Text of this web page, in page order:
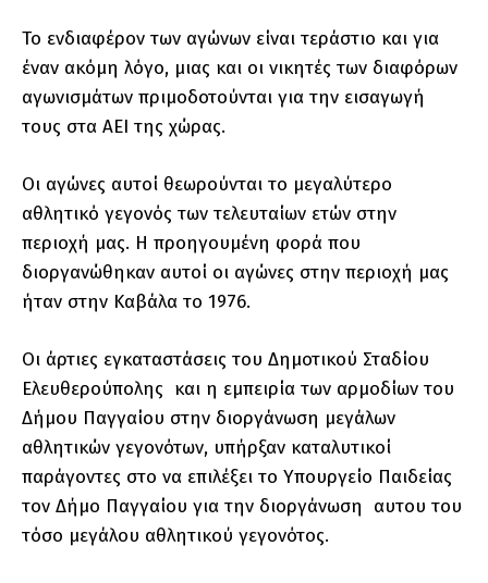
Το ενδιαφέρον των αγώνων είναι τεράστιο και για
έναν ακόμη λόγο, μιας και οι νικητές των διαφόρων
αγωνισμάτων πριμοδοτούνται για την εισαγωγή
τους στα ΑΕΙ της χώρας.
Οι αγώνες αυτοί θεωρούνται το μεγαλύτερο
αθλητικό γεγονός των τελευταίων ετών στην
περιοχή μας. Η προηγουμένη φορά που
διοργανώθηκαν αυτοί οι αγώνες στην περιοχή μας
ήταν στην Καβάλα το 1976.
Οι άρτιες εγκαταστάσεις του Δημοτικού Σταδίου
Ελευθερούπολης και η εμπειρία των αρμοδίων του
Δήμου Παγγαίου στην διοργάνωση μεγάλων
αθλητικών γεγονότων, υπήρξαν καταλυτικοί
παράγοντες στο να επιλέξει το Υπουργείο Παιδείας
τον Δήμο Παγγαίου για την διοργάνωση αυτου του
τόσο μεγάλου αθλητικού γεγονότος.